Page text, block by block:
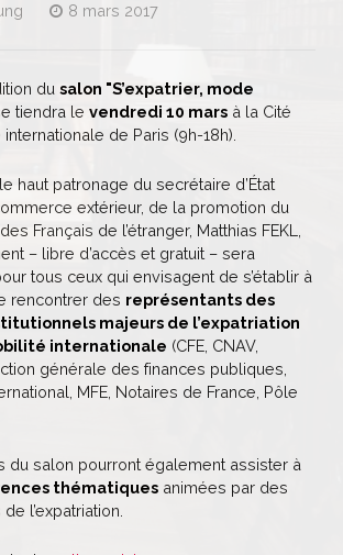
8 mars 2017
du salon "S’expatrier, mode
tiendra le vendredi 10 mars à la Cité
de Paris (9h-18h).
haut patronage du secrétaire d’État
extérieur, de la promotion du
Français de l’étranger, Matthias FEKL,
– libre d’accès et gratuit – sera
tous ceux qui envisagent de s’établir à
rencontrer des représentants des
majeurs de l’expatriation
internationale (CFE, CNAV,
générale des finances publiques,
MFE, Notaires de France, Pôle
du salon pourront également assister à
thématiques animées par des
l’expatriation.